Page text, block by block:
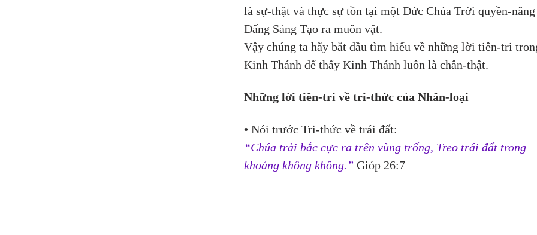
là sự-thật và thực sự tồn tại một Đức Chúa Trời quyền-
Đấng Sáng Tạo ra muôn vật.
Vậy chúng ta hãy bắt đầu tìm hiểu về những lời tiên-tri
Kinh Thánh để thấy Kinh Thánh luôn là chân-thật.
Những lời tiên-tri về tri-thức của Nhân-loại
• Nói trước Tri-thức về trái đất:
“Chúa trải bắc cực ra trên vùng trống, Treo trái đất trong
khoảng không không.” Gióp 26:7